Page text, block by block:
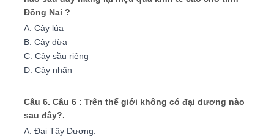
Đồng Nai ?
A. Cây lúa
B. Cây dừa
C. Cây sầu riêng
D. Cây nhãn
Câu 6. Câu 6 : Trên thế giới không có đại dương nào
sau đây?.
A. Đại Tây Dương.